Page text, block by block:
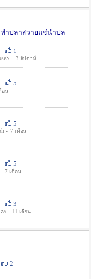
ทำปลาสวายแช่น้ำปล
1
- 3 สัปดาห์
5
อน
5
- 7 เดือน
5
7 เดือน
3
- 11 เดือน
2